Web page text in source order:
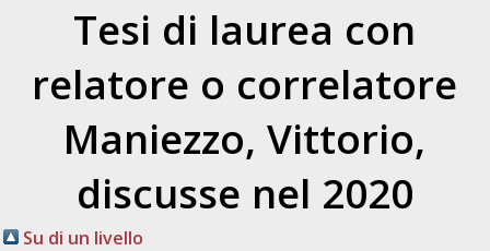
Tesi di laurea con
relatore o correlatore
Maniezzo, Vittorio,
discusse nel 2020
Su di un livello